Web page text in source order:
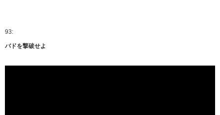
93:
バドを撃破せよ